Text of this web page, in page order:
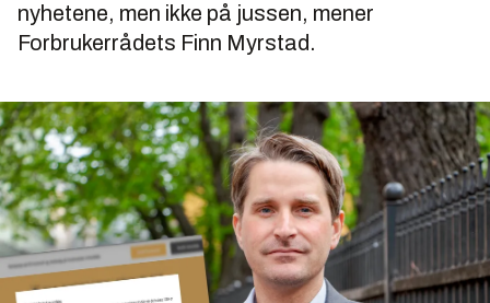
nyhetene, men ikke på jussen, mener
Forbrukerrådets Finn Myrstad.